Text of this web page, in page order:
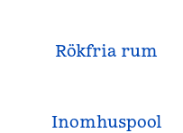
Rökfria rum
Inomhuspool